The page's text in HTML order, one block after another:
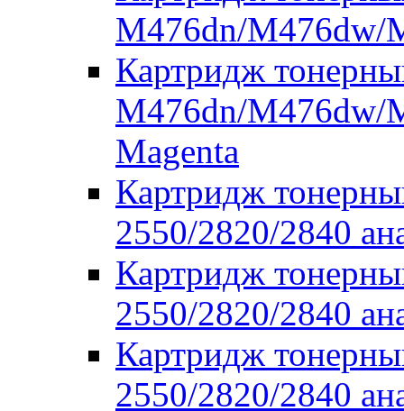
M476dn/M476dw/
Картридж
M476dn/M476dw/
Magenta
Картридж
2550/2820/2840
Картридж
2550/2820/2840
Картридж
2550/2820/2840